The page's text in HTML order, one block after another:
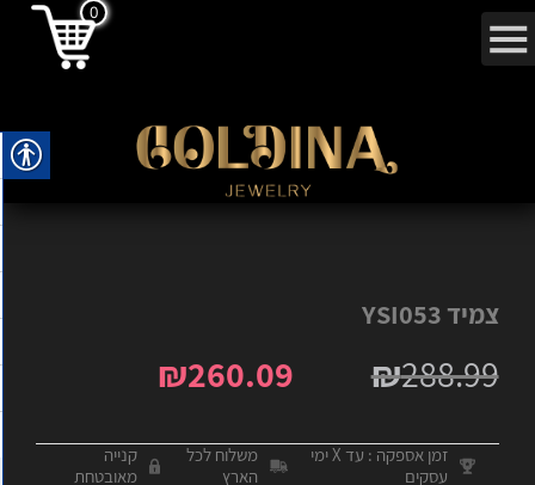
0
צמיד YSI053
₪288.99
₪260.09
זמן אספקה : עד X ימי
עסקים
משלוח לכל
הארץ
קנייה
מאובטחת